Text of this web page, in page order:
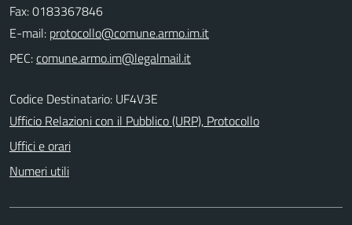
Fax: 0183367846
E-mail:
PEC:
Codice Destinatario: UF4V3E
Ufficio Relazioni con il Pubblico (URP), Protocollo
Uffici e orari
Numeri utili